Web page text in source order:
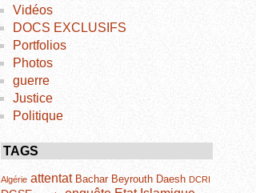
Vidéos
DOCS EXCLUSIFS
Portfolios
Photos
guerre
Justice
Politique
TAGS
Algérie attentat Bachar Beyrouth Daesh DCRI